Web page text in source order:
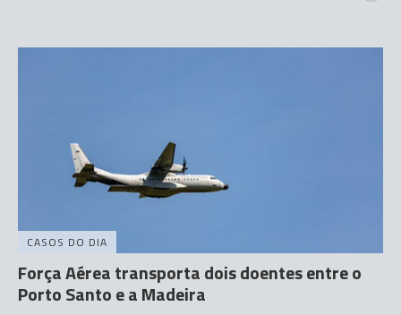
CASOS DO DIA
Força Aérea transporta dois doentes entre o
Porto Santo e a Madeira